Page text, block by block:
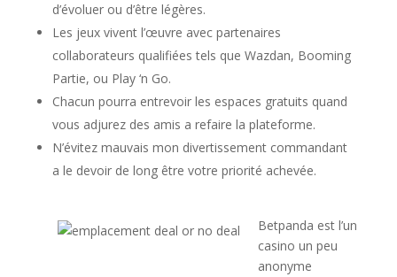
d’évoluer ou d’être légères.
Les jeux vivent l’œuvre avec partenaires
collaborateurs qualifiées tels que Wazdan, Booming
Partie, ou Play ‘n Go.
Chacun pourra entrevoir les espaces gratuits quand
vous adjurez des amis a refaire la plateforme.
N’évitez mauvais mon divertissement commandant
a le devoir de long être votre priorité achevée.
Betpanda est l’un
casino un peu
anonyme